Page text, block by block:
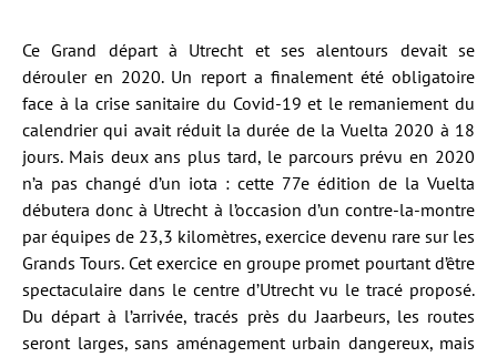
Ce Grand départ à Utrecht et ses alentours devait se
dérouler en 2020. Un report a finalement été obligatoire
face à la crise sanitaire du Covid-19 et le remaniement du
calendrier qui avait réduit la durée de la Vuelta 2020 à 18
jours. Mais deux ans plus tard, le parcours prévu en 2020
n’a pas changé d’un iota : cette 77e édition de la Vuelta
débutera donc à Utrecht à l’occasion d’un contre-la-montre
par équipes de 23,3 kilomètres, exercice devenu rare sur les
Grands Tours. Cet exercice en groupe promet pourtant d’être
spectaculaire dans le centre d’Utrecht vu le tracé proposé.
Du départ à l’arrivée, tracés près du Jaarbeurs, les routes
seront larges, sans aménagement urbain dangereux, mais